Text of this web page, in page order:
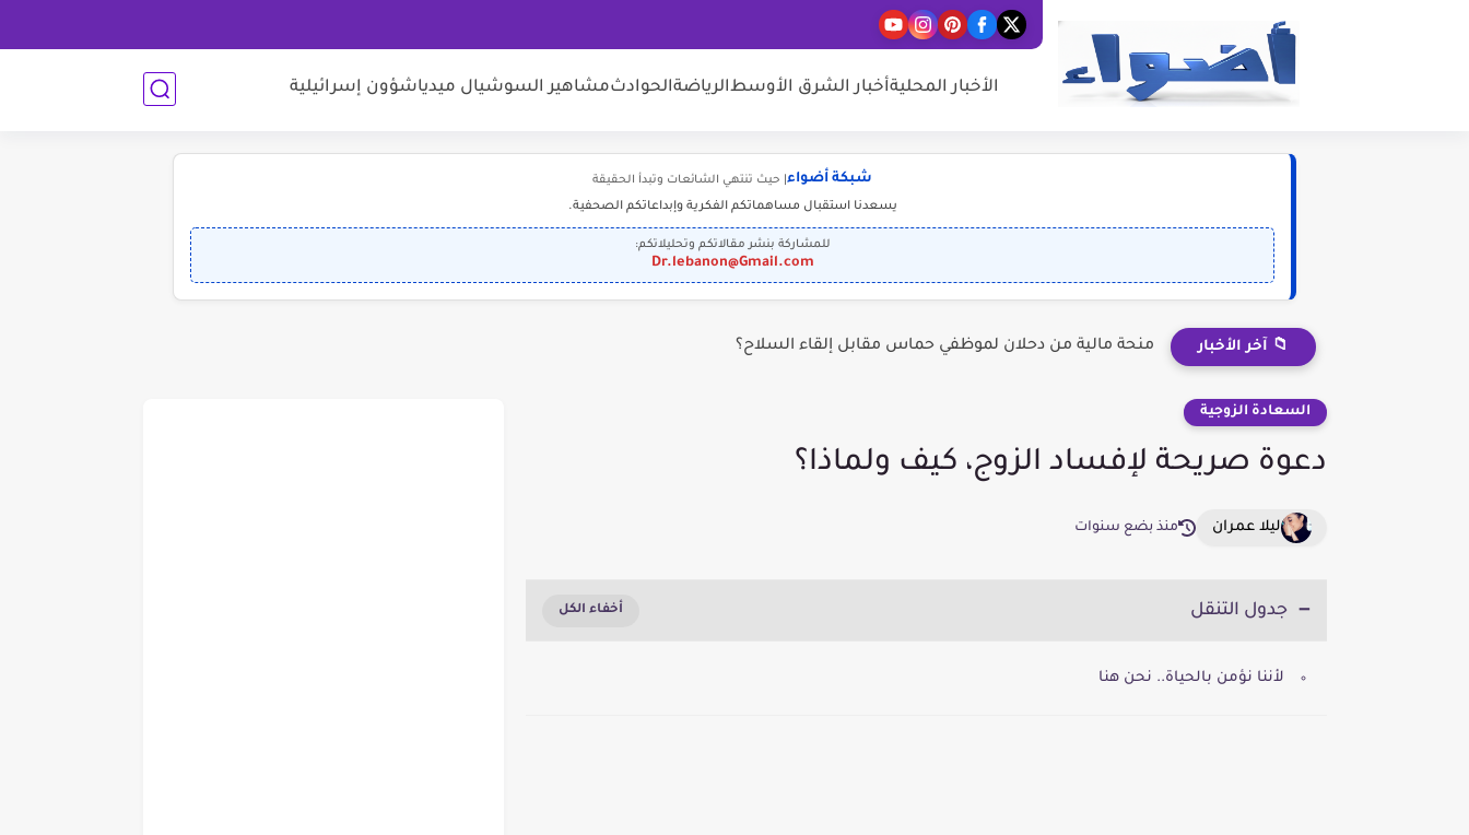
الأخبار المحليةأخبار الشرق الأوسطالرياضةالحوادثمشاهير السوشيال ميدياشؤون إسرائيلية
شبكة أضواء | حيث تنتهي الشائعات وتبدأ الحقيقة
يسعدنا استقبال مساهماتكم الفكرية وإبداعاتكم الصحفية.
للمشاركة بنشر مقالاتكم وتحليلاتكم:
Dr.lebanon@Gmail.com
📁 آخر الأخبار منحة مالية من دحلان لموظفي حماس مقابل إلقاء السلاح؟
السعادة الزوجية
دعوة صريحة لإفساد الزوج، كيف ولماذا؟
ليلا عمران منذ بضع سنوات
جدول التنقل
لأننا نؤمن بالحياة.. نحن هنا